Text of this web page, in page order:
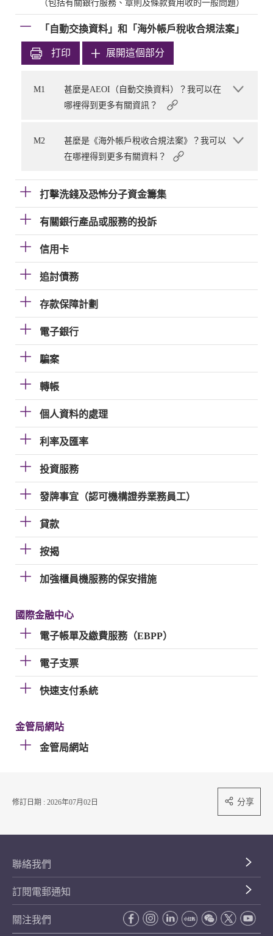
（包括有關銀行服務、章則及條款費用收的一般問題）
「自動交換資料」和「海外帳戶稅收合規法案」
打印 展開這個部分
M1
甚麼是AEOI（自動交換資料）？我可以在
哪裡得到更多有關資訊？
M2
甚麼是《海外帳戶稅收合規法案》？我可以
在哪裡得到更多有關資料？
打擊洗錢及恐怖分子資金籌集
有關銀行產品或服務的投訴
信用卡
追討債務
存款保障計劃
電子銀行
騙案
轉帳
個人資料的處理
利率及匯率
投資服務
發牌事宜（認可機構證券業務員工）
貸款
按揭
加強櫃員機服務的保安措施
國際金融中心
電子帳單及繳費服務（EBPP）
電子支票
快速支付系統
金管局網站
金管局網站
修訂日期 : 2026年07月02日 分享
聯絡我們
訂閱電郵通知
關注我們